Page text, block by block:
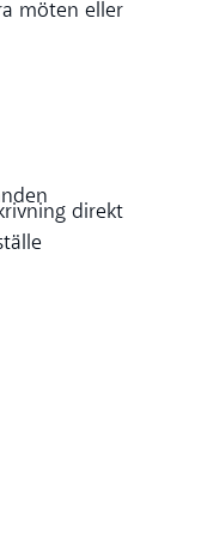
möten eller
direkt